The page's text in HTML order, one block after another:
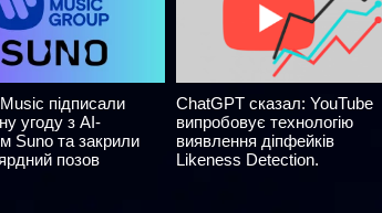
підписали
угоду з AI-
Suno та закрили
позов
ChatGPT сказал: YouTube
випробовує технологію
виявлення діпфейків
Likeness Detection.